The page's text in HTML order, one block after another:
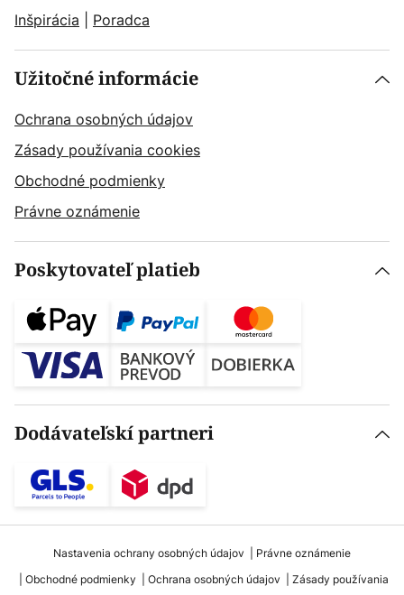
Inšpirácia
Poradca
Užitočné informácie
Ochrana osobných údajov
Zásady používania cookies
Obchodné podmienky
Právne oznámenie
Poskytovateľ platieb
Dodávateľskí partneri
Nastavenia ochrany osobných údajov
Právne oznámenie
Obchodné podmienky
Ochrana osobných údajov Zásady používania